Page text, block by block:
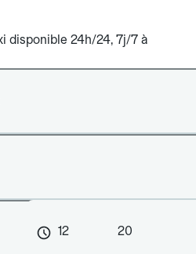
disponible 24h/24, 7j/7 à
12 20